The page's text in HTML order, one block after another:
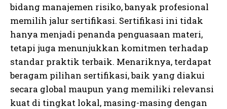
bidang manajemen risiko, banyak profesional
memilih jalur sertifikasi. Sertifikasi ini tidak
hanya menjadi penanda penguasaan materi,
tetapi juga menunjukkan komitmen terhadap
standar praktik terbaik. Menariknya, terdapat
beragam pilihan sertifikasi, baik yang diakui
secara global maupun yang memiliki relevansi
kuat di tingkat lokal, masing-masing dengan